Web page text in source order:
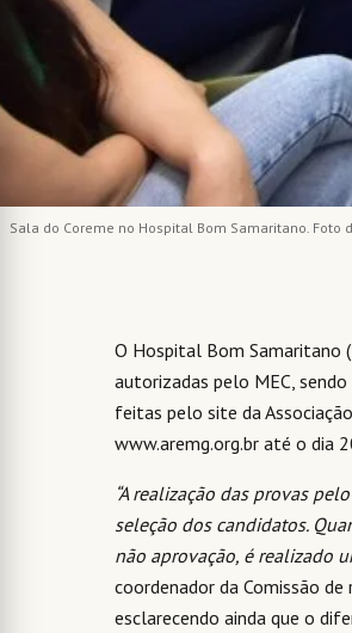
Sala do Coreme no Hospital Bom Samaritano. Foto
O Hospital Bom Samaritano
autorizadas pelo MEC,
feitas pelo site da Associação
www.aremg.org.br até o dia
“A realização das provas
seleção dos candidatos.
não aprovação, é realizado
coordenador da Comissão de
esclarecendo ainda que o